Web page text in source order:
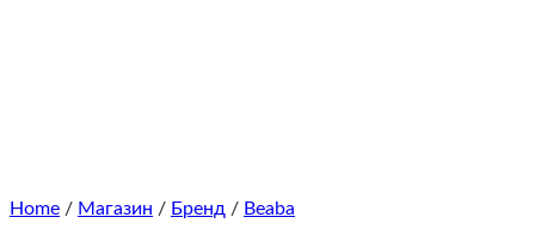
Home / Магазин / Бренд / Beaba